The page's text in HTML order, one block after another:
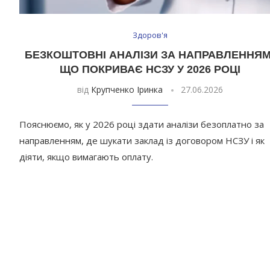
Здоров'я
БЕЗКОШТОВНІ АНАЛІЗИ ЗА
ЩО ПОКРИВАЄ НСЗУ У 2026 РОЦІ
від Крупченко Іринка 27.06.2026
Пояснюємо, як у 2026 році здати аналізи безоплатно за
направленням, де шукати заклад із договором НСЗУ і як
діяти, якщо вимагають оплату.